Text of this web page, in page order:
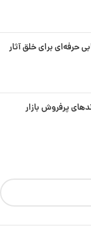
حرفه‌ای برای خلق آثار
پرفروش بازار